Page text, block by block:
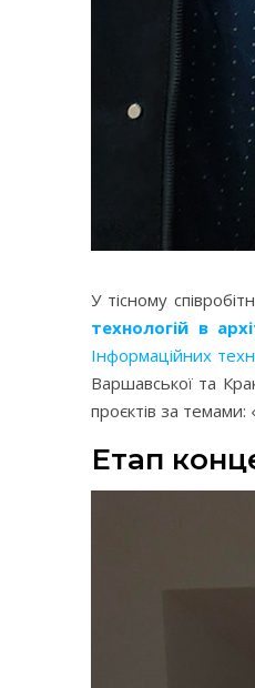
У тісному
технологій в
Інформаційних
Варшавської та
проєктів за темами:
Етап